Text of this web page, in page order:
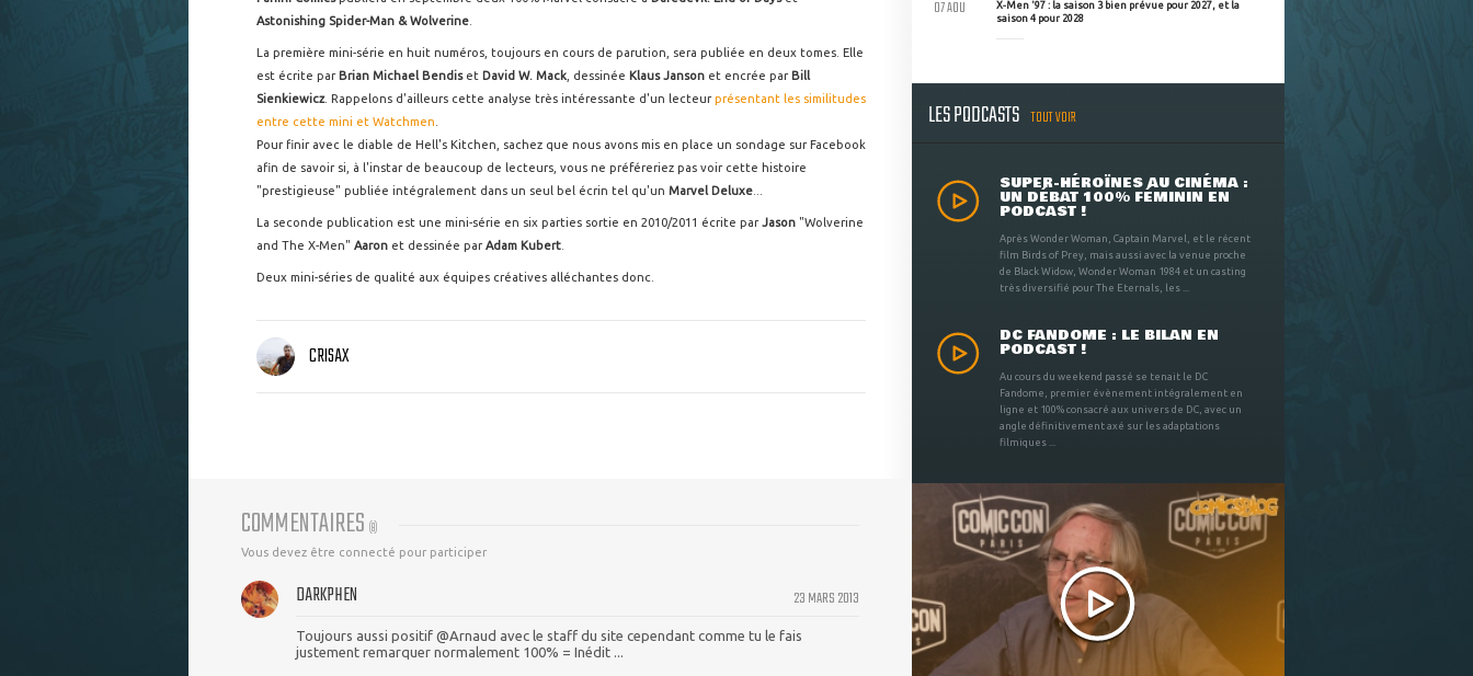
Astonishing Spider-Man & Wolverine
La première mini-série en huit numéros, toujours en cours de parution, sera publiée en deux tomes. Elle
est écrite par Brian Michael Bendiset David W. Mack , dessinée Klaus Janson et encrée par Bill
Sienkiewicz. Rappelons d'ailleurs cette analyse très intéressante d'un lecteurprésentant les similitudes
entre cette mini et Watchmen
Pour finir avec le diable de Hell's Kitchen, sachez que nous avons mis en place un sondage sur Facebook
afin de savoir si, à l'instar de beaucoup de lecteurs, vous ne préféreriez pas voir cette histoire
"prestigieuse" publiée intégralement dans un seul bel écrin tel qu'un Marvel Deluxe
La seconde publication est une mini-série en six parties sortie en 2010/2011 écrite parJason "Wolverine
and The X-Men" Aaron et dessinée parAdam Kubert
Deux mini-séries de qualité aux équipes créatives alléchantes donc.
CRISAX
COMMENTAIRES (8)
Vous devez être connecté pour participer
23 MARS 2013
DARKPHEN
Toujours aussi positif @Arnaud avec le staff du site cependant comme tu le fais
justement remarquer normalement 100% = Inédit ...
X-Men '97 : la saison 3 bien prévue pour 2027, et la
saison 4 pour 2028
07 AOU
LES PODCASTS TOUT VOIR
SUPER-HÉROÏNES AU CINÉMA :
UN DÉBAT 100% FÉMININ EN
PODCAST !
Après Wonder Woman, Captain Marvel, et le récent
film Birds of Prey, mais aussi avec la venue proche
de Black Widow, Wonder Woman 1984 et un casting
très diversifié pour The Eternals, les ...
DC FANDOME : LE BILAN EN
PODCAST !
Au cours du weekend passé se tenait le DC
Fandome, premier évènement intégralement en
ligne et 100% consacré aux univers de DC, avec un
angle définitivement axé sur les adaptations
filmiques ...